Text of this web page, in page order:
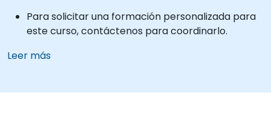
Para solicitar una formación personalizada para
este curso, contáctenos para coordinarlo.
Leer más